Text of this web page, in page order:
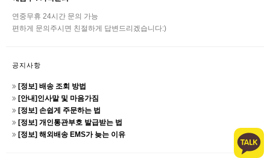
연중무휴 24시간 문의 가능
편하게 문의주시면 친절하게 답변드리겠습니다:)
공지사항
[정보] 배송 조회 방법
[안내]인사말 및 마음가짐
[정보] 손쉽게 주문하는 법
[정보] 개인통관부호 발급받는 법
[정보] 해외배송 EMS가 늦는 이유